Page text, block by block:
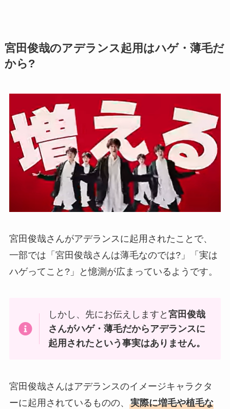
宮田俊哉のアデランス起用はハゲ・薄毛だ
から?
宮田俊哉さんがアデランスに起用されたことで、
一部では「宮田俊哉さんは薄毛なのでは?」「実は
ハゲってこと?」と憶測が広まっているようです。
しかし、先にお伝えしますと宮田俊哉
さんがハゲ・薄毛だからアデランスに
起用されたという事実はありません。
宮田俊哉さんはアデランスのイメージキャラクタ
ーに起用されているものの、 実際に増毛や植毛な